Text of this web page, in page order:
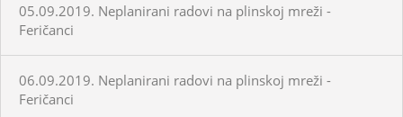
05.09.2019. Neplanirani radovi na plinskoj mreži -
Feričanci
06.09.2019. Neplanirani radovi na plinskoj mreži -
Feričanci